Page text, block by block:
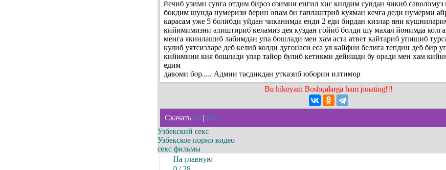
йечиб узимн сувга отдим бироз озимни енгил хис килдим сувдан чикиб саволомуз
бокдим шунда нумеризи берин опам бн гаплаштриб куяман кечга деди нумерми
карасам уже 5 болибди уйдан чиканимда енди 2 еди бирдан кизлар яни
кийимимизни алиштириб келамиз дея куздан гойиб болди шу махал йонимда
менга якинлашиб лабимдан упа бошлади мен хам аста атвет кайтариб упишиб
кулиб уятсизларе деб келиб колди дугонаси еса ул кайфни белига тепдин деб бир
кийимини кия бошлади улар тайор булиб кетикми дейишди бу оради мен хам
едим
давоми бор..... Админ тасдикдан утказиб юборин илтимор
Bu hikoyani Boshqalarga ham jonating!!!
Скачать txt | fb2
Узбекский секс
Узбекское порно видео
секс фильмы
На главную